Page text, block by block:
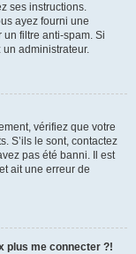
ses instructions.
ayez fourni une
filtre anti-spam. Si
un administrateur.
vérifiez que votre
S’ils le sont, contactez
pas été banni. Il est
ait une erreur de
plus me connecter ?!